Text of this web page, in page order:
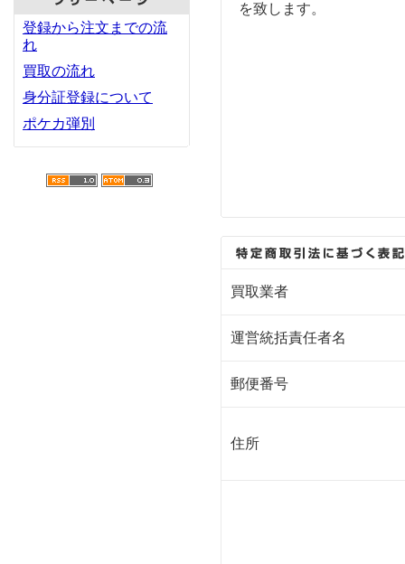
登録から注文までの流
れ
買取の流れ
身分証登録について
ポケカ弾別
を致します。
買取業者
運営統括責任者名
郵便番号
住所